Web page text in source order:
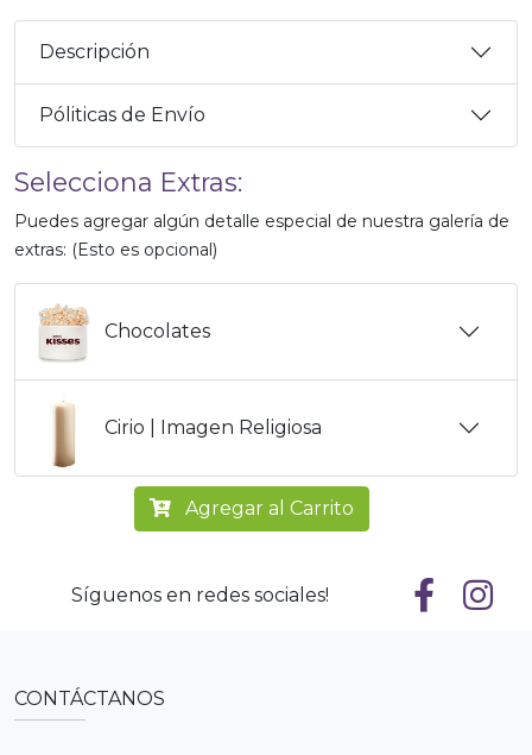
Descripción
Póliticas de Envío
Selecciona Extras:
Puedes agregar algún detalle especial de nuestra galería de
extras: (Esto es opcional)
Chocolates
Cirio | Imagen Religiosa
Agregar al Carrito
Síguenos en redes sociales!
CONTÁCTANOS